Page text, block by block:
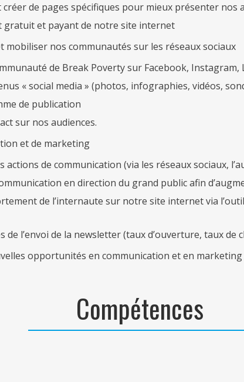
de pages spécifiques pour mieux présenter nos
gratuit et payant de notre site internet
mobiliser nos communautés sur les réseaux sociaux
de Break Poverty sur Facebook,
« social media » (photos, infographies, vidéos,
de publication
sur nos audiences.
et de marketing
actions de communication (via les réseaux sociaux,
en direction du grand public afin
de l’internaute sur notre site internet via
l’envoi de la newsletter (taux d’ouverture, taux de
opportunités en communication et en
Compétences